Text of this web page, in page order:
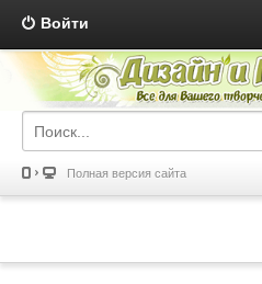
Войти
Полная версия сайта